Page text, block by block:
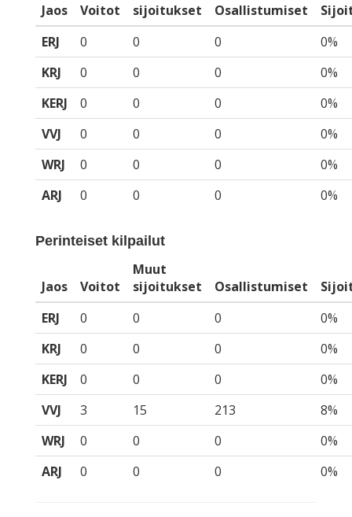
Jaos Voitot
sijoitukset
Osallistumiset
ERJ
0 0 0
0%
KRJ
0 0 0
0%
KERJ
0 0 0
0%
VVJ
0 0 0
0%
WRJ
0 0 0
0%
ARJ
0 0 0 0%
Perinteiset kilpailut
Jaos Voitot
Muut
sijoitukset
Osallistumiset
ERJ
0 0 0
0%
KRJ
0 0 0
0%
KERJ
0 0 0
0%
VVJ
3 15 213
8%
WRJ
0 0 0
0%
ARJ
0 0 0 0%